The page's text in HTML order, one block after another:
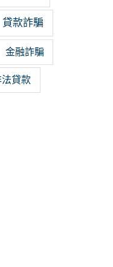
貸款詐騙
金融詐騙
法貸款